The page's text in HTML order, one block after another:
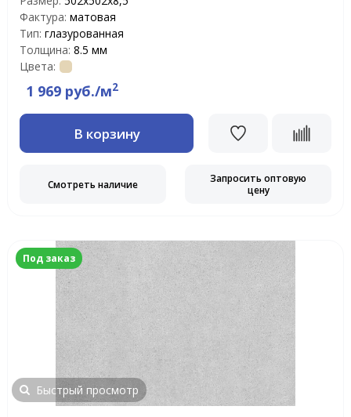
Фактура: матовая
Тип: глазурованная
Толщина: 8.5 мм
Цвета:
1 969 руб./м2
В корзину
Смотреть наличие
Запросить оптовую
цену
Под заказ
Быстрый просмотр